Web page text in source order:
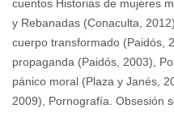
cuentos Historias de mujeres
y Rebanadas (Conaculta,
cuerpo transformado (Paidós,
propaganda (Paidós, 2003),
pánico moral (Plaza y Janés,
2009), Pornografía. Obsesión